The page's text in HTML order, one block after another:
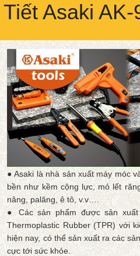
Asaki AK-
● Asaki là nhà sản xuất máy móc
bền như kềm cộng lực, mỏ lết
nâng, palăng, ê tô, v.v….
● Các sản phẩm được sản
Thermoplastic Rubber (TPR) với
hiện nay, có thể sản xuất ra các
cực tới sức khỏe.